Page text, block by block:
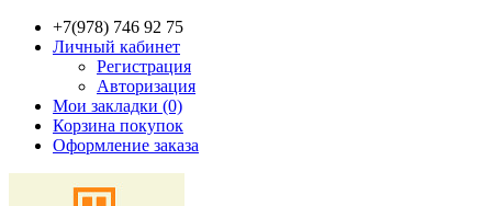
+7(978) 746 92 75
Личный кабинет
Регистрация
Авторизация
Мои закладки (0)
Корзина покупок
Оформление заказа